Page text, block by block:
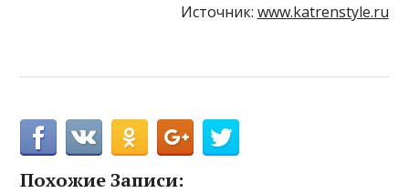
Источник: www.katrenstyle.ru
Похожие Записи: